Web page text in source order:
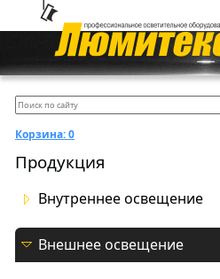
Корзина:0
Продукция
Внутреннее освещение
Внешнее освещение